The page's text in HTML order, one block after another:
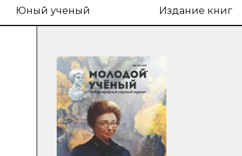
Юный ученый Издание книг